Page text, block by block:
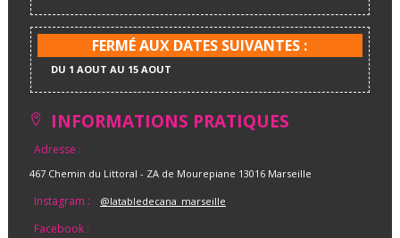
FERMÉ AUX DATES SUIVANTES :
DU 1 AOUT AU 15 AOUT
INFORMATIONS PRATIQUES
Adresse :
467 Chemin du Littoral - ZA de Mourepiane 13016 Marseille
Instagram : @latabledecana_marseille
Facebook :